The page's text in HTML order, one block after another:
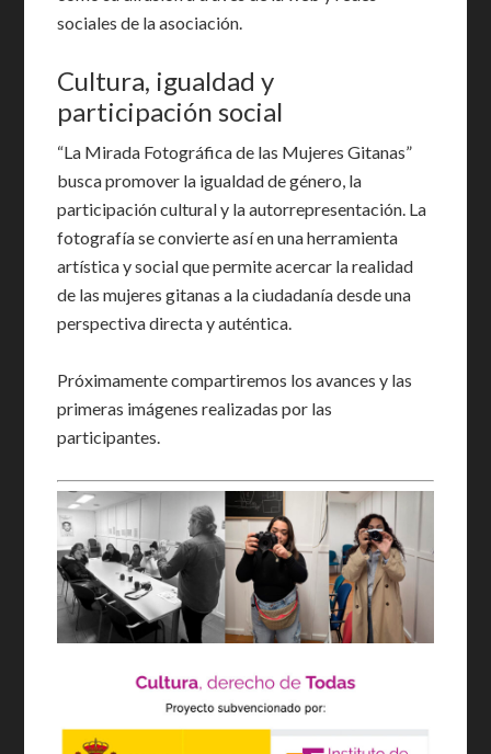
sociales de la asociación.
Cultura, igualdad y
participación social
“La Mirada Fotográfica de las Mujeres Gitanas”
busca promover la igualdad de género, la
participación cultural y la autorrepresentación. La
fotografía se convierte así en una herramienta
artística y social que permite acercar la realidad
de las mujeres gitanas a la ciudadanía desde una
perspectiva directa y auténtica.
Próximamente compartiremos los avances y las
primeras imágenes realizadas por las
participantes.